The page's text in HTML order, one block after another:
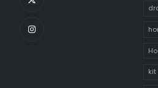
kit